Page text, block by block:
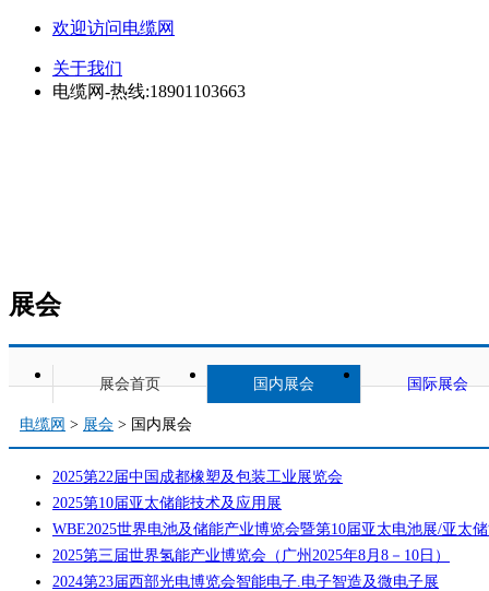
欢迎访问电缆网
关于我们
电缆网-热线:18901103663
展会
展会首页 国内展会 国际展会
电缆网 > 展会 > 国内展会
2025第22届中国成都橡塑及包装工业展览会
2025第10届亚太储能技术及应用展
WBE2025世界电池及储能产业博览会暨第10届亚太电池展/亚太
2025第三届世界氢能产业博览会（广州2025年8月8－10日）
2024第23届西部光电博览会智能电子.电子智造及微电子展